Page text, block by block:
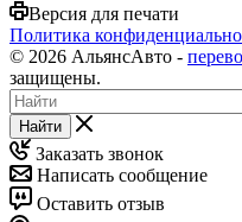
Версия для печати
Политика
© 2026 АльянсАвто -
защищены.
Найти
Заказать звонок
Написать сообщение
Оставить отзыв